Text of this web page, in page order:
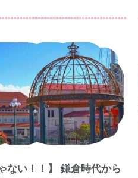
ない！！】 鎌倉時代から